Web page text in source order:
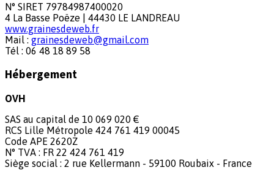
N° SIRET 79784987400020
4 La Basse Poëze | 44430 LE LANDREAU
www.grainesdeweb.fr
Mail : grainesdeweb@gmail.com
Tél : 06 48 18 89 58
Hébergement
OVH
SAS au capital de 10 069 020 €
RCS Lille Métropole 424 761 419 00045
Code APE 2620Z
N° TVA : FR 22 424 761 419
Siège social : 2 rue Kellermann - 59100 Roubaix - France